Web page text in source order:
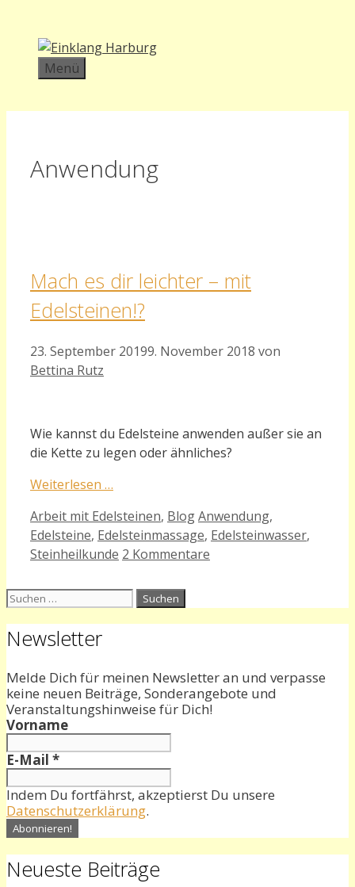
Inhalt
springen
Menü
Anwendung
Mach es dir leichter – mit
Edelsteinen!?
23. September 20199. November 2018 von
Bettina Rutz
Wie kannst du Edelsteine anwenden außer sie an
die Kette zu legen oder ähnliches?
Weiterlesen …
Kategorien
Arbeit mit Edelsteinen, BlogSchlagwörter
Anwendung,
Edelsteine, Edelsteinmassage, Edelsteinwasser,
Steinheilkunde 2 Kommentare
Suchen
Newsletter
Melde Dich für meinen Newsletter an und verpasse
keine neuen Beiträge, Sonderangebote und
Veranstaltungshinweise für Dich!
Vorname
E-Mail *
Indem Du fortfährst, akzeptierst Du unsere
Datenschutzerklärung.
Neueste Beiträge